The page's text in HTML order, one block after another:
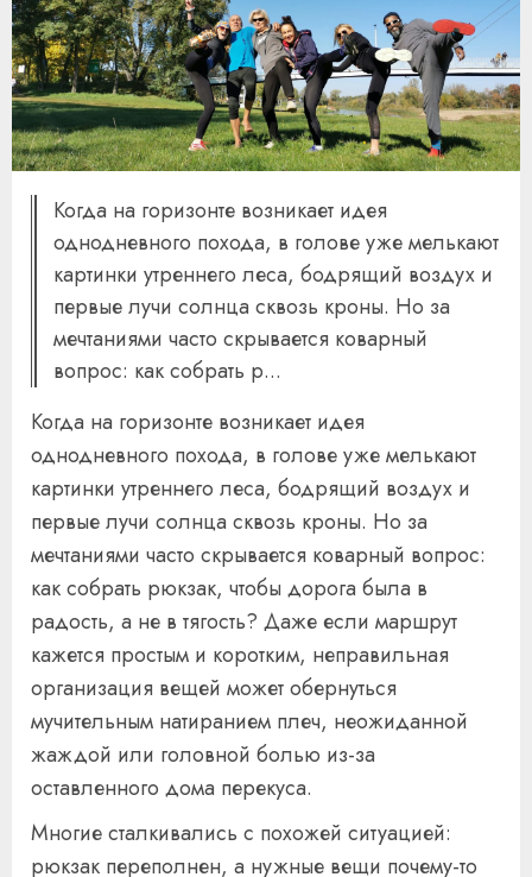
Когда на горизонте возникает идея
однодневного похода, в голове уже мелькают
картинки утреннего леса, бодрящий воздух и
первые лучи солнца сквозь кроны. Но за
мечтаниями часто скрывается коварный
вопрос: как собрать р...
Когда на горизонте возникает идея
однодневного похода, в голове уже мелькают
картинки утреннего леса, бодрящий воздух и
первые лучи солнца сквозь кроны. Но за
мечтаниями часто скрывается коварный вопрос:
как собрать рюкзак, чтобы дорога была в
радость, а не в тягость? Даже если маршрут
кажется простым и коротким, неправильная
организация вещей может обернуться
мучительным натиранием плеч, неожиданной
жаждой или головной болью из-за
оставленного дома перекуса.
Многие сталкивались с похожей ситуацией:
рюкзак переполнен, а нужные вещи почему-то